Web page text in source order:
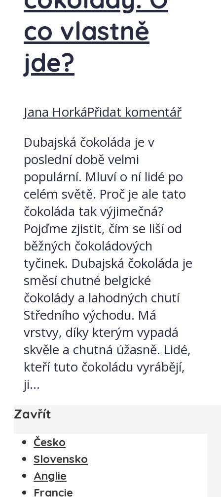
co vlastně
jde?
Jana HorkáPřidat komentář
Dubajská čokoláda je v
poslední době velmi
populární. Mluví o ní lidé po
celém světě. Proč je ale tato
čokoláda tak výjimečná?
Pojďme zjistit, čím se liší od
běžných čokoládových
tyčinek. Dubajská čokoláda je
směsí chutné belgické
čokolády a lahodných chutí
Středního východu. Má
vrstvy, díky kterým vypadá
skvěle a chutná úžasně. Lidé,
kteří tuto čokoládu vyrábějí,
ji...
Zavřít
Česko
Slovensko
Anglie
Francie